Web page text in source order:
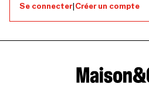
Se connecter|Créer un compte